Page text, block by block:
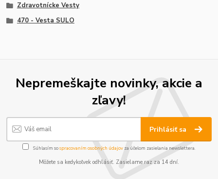
Zdravotnícke Vesty
470 - Vesta SULO
Nepremeškajte novinky, akcie a
zľavy!
Prihlásiť sa
Súhlasím sospracovaním osobných údajov za účelom zasielania newslettera.
Môžete sa kedykoľvek odhlásiť. Zasielame raz za 14 dní.